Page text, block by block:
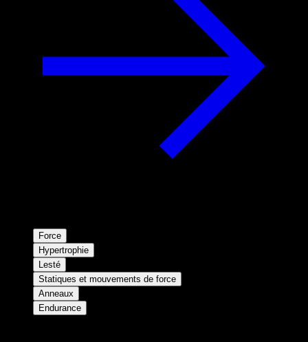
Force
Hypertrophie
Lesté
Statiques et mouvements de force
Anneaux
Endurance